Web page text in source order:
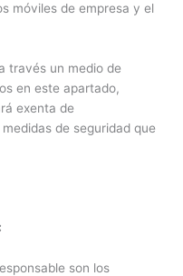
móviles de empresa y el
través un medio de
en este apartado,
exenta de
de seguridad que
son los